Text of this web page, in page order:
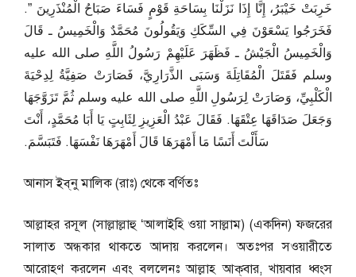
خَرِبَتْ خَيْبَرُ، إِنَّا إِذَا نَزَلْنَا بِسَاحَةِ قَوْمٍ فَسَاءَ صَبَاحُ الْمُنْذَرِينَ ‏”‏‏.‏
فَخَرَجُوا يَسْعَوْنَ فِي السِّكَكِ وَيَقُولُونَ مُحَمَّدٌ وَالْخَمِيسُ ـ قَالَ
وَالْخَمِيسُ الْجَيْشُ ـ فَظَهَرَ عَلَيْهِمْ رَسُولُ اللَّهِ صلى الله عليه
وسلم فَقَتَلَ الْمُقَاتِلَةَ وَسَبَى الذَّرَارِيَّ، فَصَارَتْ صَفِيَّةُ لِدِحْيَةَ
الْكَلْبِيِّ، وَصَارَتْ لِرَسُولِ اللَّهِ صلى الله عليه وسلم ثُمَّ تَزَوَّجَهَا
وَجَعَلَ صَدَاقَهَا عِتْقَهَا‏.‏ فَقَالَ عَبْدُ الْعَزِيزِ لِثَابِتٍ يَا أَبَا مُحَمَّدٍ، أَنْتَ
سَأَلْتَ أَنَسًا مَا أَمْهَرَهَا قَالَ أَمْهَرَهَا نَفْسَهَا‏.‏ فَتَبَسَّمَ‏.‏
আনাস ইব্‌নু মালিক (রাঃ) থেকে বর্ণিতঃ
আল্লাহর রসূল (সাল্লাল্লাহু ‘আলাইহি ওয়া সাল্লাম) (একদিন) ফজরের
সালাত অন্ধকার থাকতে আদায় করলেন। অতঃপর সওয়ারীতে
আরোহণ করলেন এবং বললেনঃ আল্লাহ আক্‌বার, খায়বার ধ্বংস